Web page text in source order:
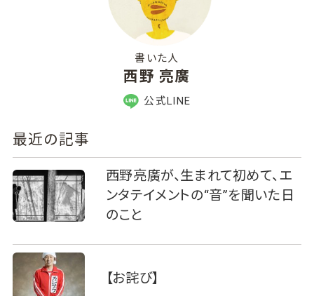
書いた人
西野 亮廣
公式LINE
最近の記事
西野亮廣が、生まれて初めて、エ
ンタテイメントの“音”を聞いた日
のこと
【お詫び】